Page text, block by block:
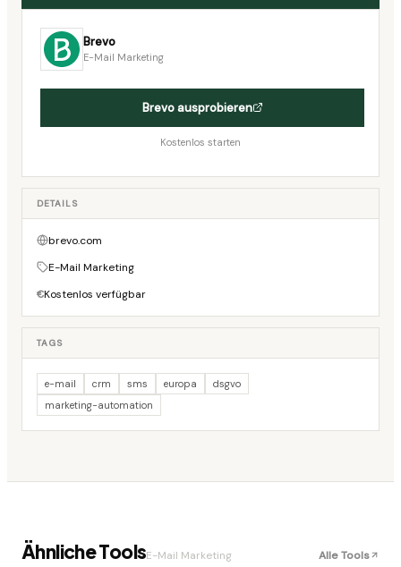
Brevo
E-Mail Marketing
Brevoausprobieren
Kostenlos starten
DETAILS
brevo.com
E-Mail Marketing
€Kostenlos verfügbar
TAGS
e-mail crm sms europa
dsgvo
marketing-automation
Ähnliche ToolsE-Mail Marketing Alle Tools